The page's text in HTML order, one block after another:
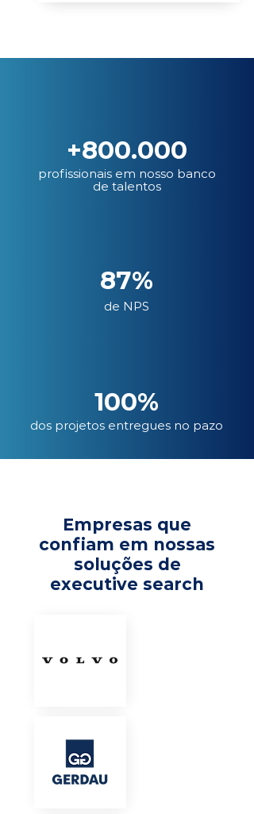
+800.000
profissionais em nosso banco
de talentos
87%
de NPS
100%
dos projetos entregues no pazo
Empresas que
confiam em nossas
soluções de
executive search